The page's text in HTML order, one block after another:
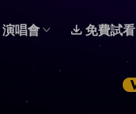
演唱會 免費試看